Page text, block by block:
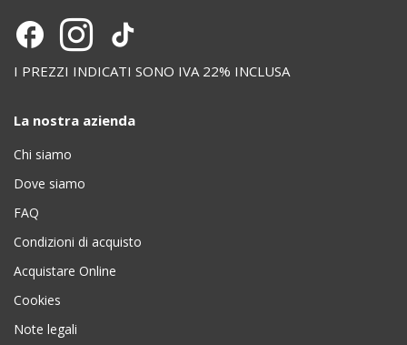
I PREZZI INDICATI SONO IVA 22% INCLUSA
La nostra azienda
Chi siamo
Dove siamo
FAQ
Condizioni di acquisto
Acquistare Online
Cookies
Note legali